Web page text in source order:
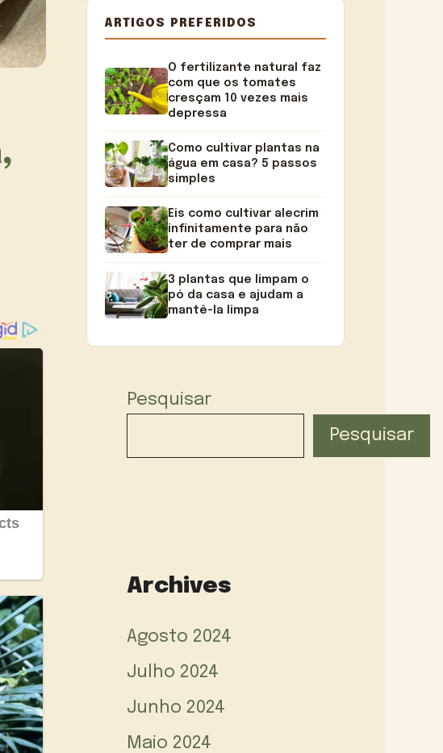
ARTIGOS PREFERIDOS
O fertilizante natural faz
com que os tomates
cresçam 10 vezes mais
depressa
Como cultivar plantas na
água em casa? 5 passos
simples
Eis como cultivar alecrim
infinitamente para não
ter de comprar mais
3 plantas que limpam o
pó da casa e ajudam a
mantê-la limpa
Pesquisar
Pesquisar
Archives
Agosto 2024
Julho 2024
Junho 2024
Maio 2024